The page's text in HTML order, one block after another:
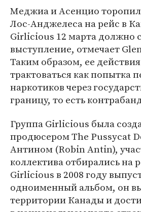
Меджиа и Асенцио
Лоc-Анджелеса на рейс в
Girlicious 12 марта должно
выступление, отмечает
Таким образом, ее
трактоваться как попытка
наркотиков через
границу, то есть
Группа Girlicious была
продюсером The Pussycat
Антином (Robin Antin),
коллектива отбирались на
Girlicious в 2008 году
одноименный альбом, он
территории Канады и